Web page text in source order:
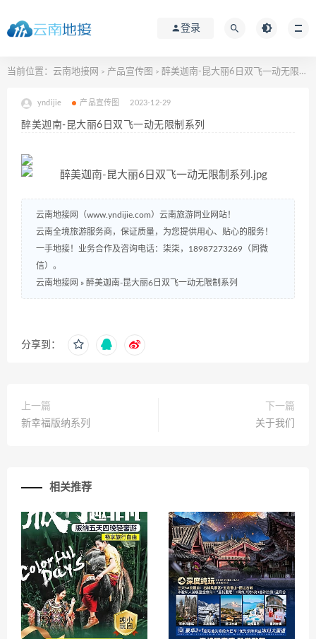
登录
当前位置： 云南地接网 > 产品宣传图 > 醉美迦南-昆大丽6日双飞一动无限制系列
yndijie 产品宣传图 2023-12-29
醉美迦南-昆大丽6日双飞一动无限制系列
云南地接网（www.yndijie.com）云南旅游同业网站！
云南全境旅游服务商，保证质量，为您提供用心、贴心的服务！
一手地接！业务合作及咨询电话：柒柒，18987273269（同微
信）。
云南地接网 » 醉美迦南-昆大丽6日双飞一动无限制系列
分享到：
上一篇
新幸福版纳系列
下一篇
关于我们
相关推荐